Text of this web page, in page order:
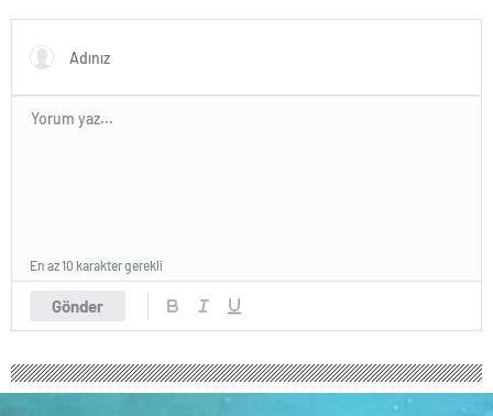
Gönder
En az 10 karakter gerekli